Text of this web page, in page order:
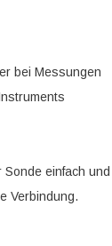
bei Messungen
einfach und
Verbindung.